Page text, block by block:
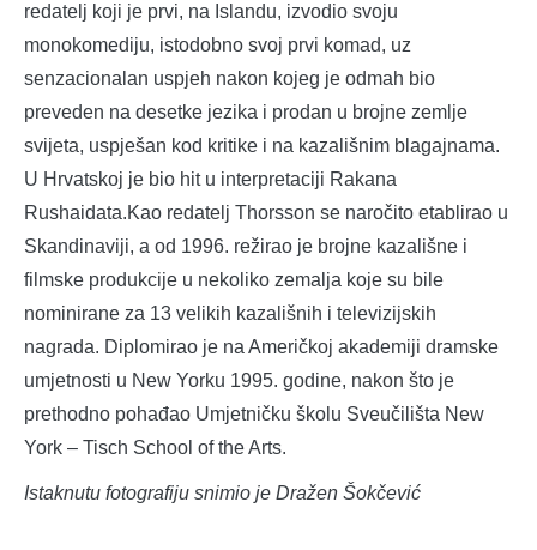
redatelj koji je prvi, na Islandu, izvodio svoju
monokomediju, istodobno svoj prvi komad, uz
senzacionalan uspjeh nakon kojeg je odmah bio
preveden na desetke jezika i prodan u brojne zemlje
svijeta, uspješan kod kritike i na kazališnim blagajnama.
U Hrvatskoj je bio hit u interpretaciji Rakana
Rushaidata.Kao redatelj Thorsson se naročito etablirao u
Skandinaviji, a od 1996. režirao je brojne kazališne i
filmske produkcije u nekoliko zemalja koje su bile
nominirane za 13 velikih kazališnih i televizijskih
nagrada. Diplomirao je na Američkoj akademiji dramske
umjetnosti u New Yorku 1995. godine, nakon što je
prethodno pohađao Umjetničku školu Sveučilišta New
York – Tisch School of the Arts.
Istaknutu fotografiju snimio je Dražen Šokčević